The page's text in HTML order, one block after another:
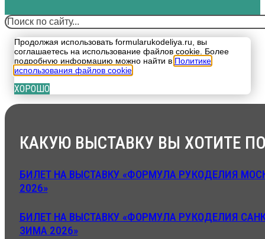
Поиск
Продолжая использовать formularukodeliya.ru, вы
соглашаетесь на использование файлов cookie. Более
подробную информацию можно найти в Политике
использования файлов cookie
ХОРОШО
КАКУЮ ВЫСТАВКУ ВЫ ХОТИТЕ
БИЛЕТ НА ВЫСТАВКУ «ФОРМУЛА РУКОДЕЛИЯ
2026»
БИЛЕТ НА ВЫСТАВКУ «ФОРМУЛА РУКОДЕЛИЯ
ЗИМА 2026»